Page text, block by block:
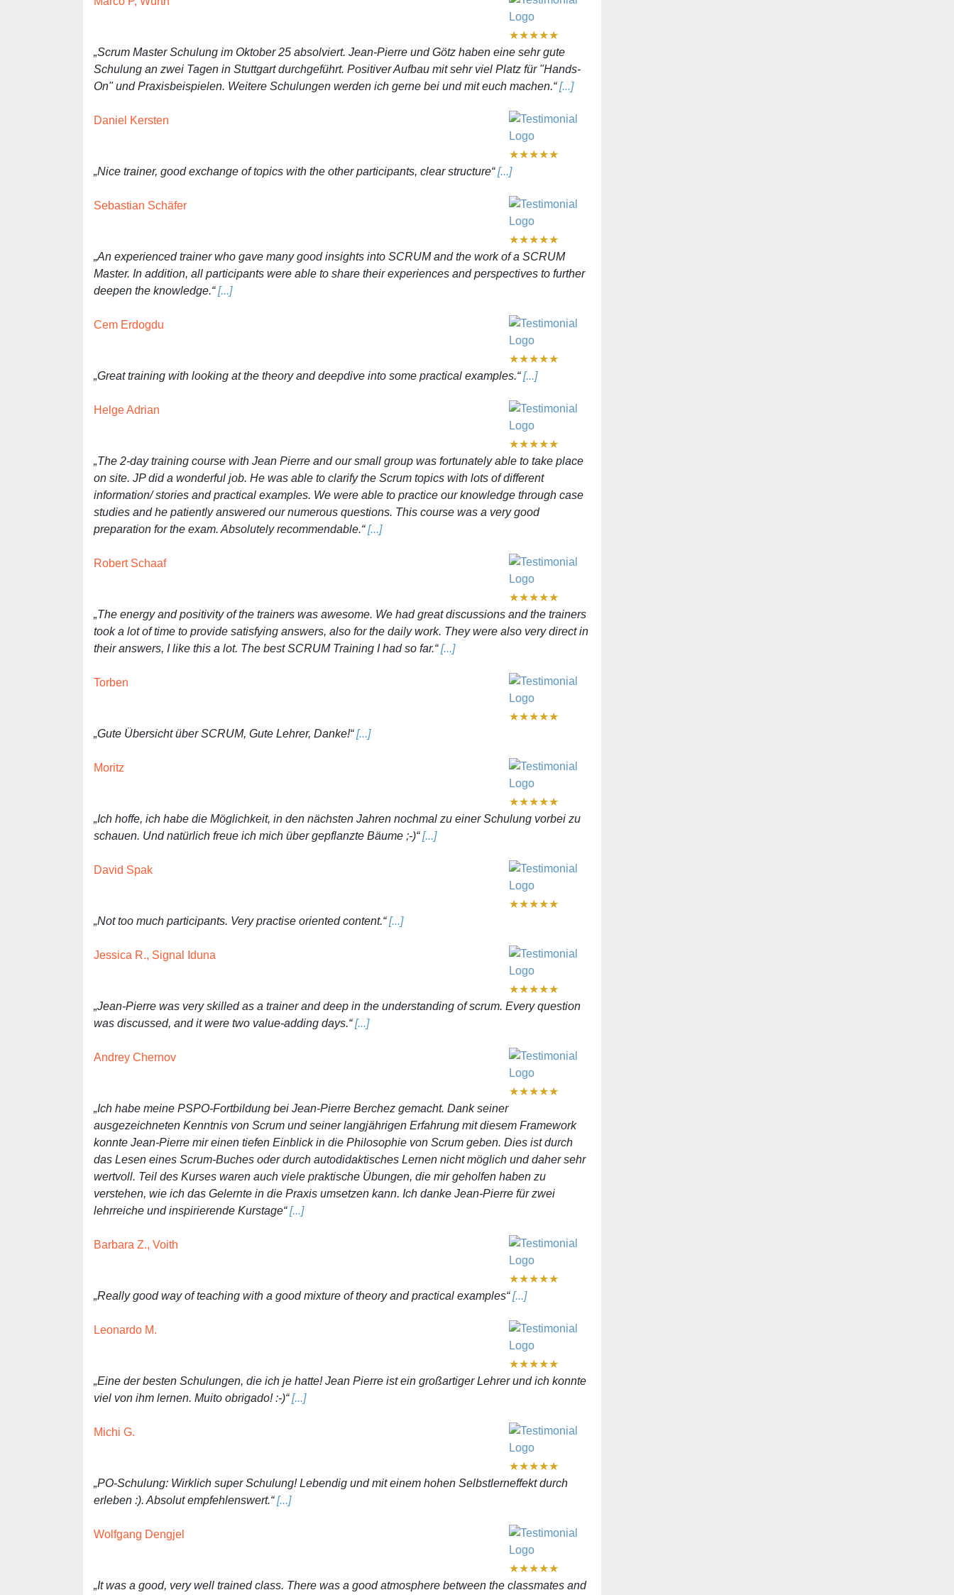
★★★★★
„Scrum Master Schulung im Oktober 25 absolviert. Jean-Pierre und Götz haben eine sehr gute
Schulung an zwei Tagen in Stuttgart durchgeführt. Positiver Aufbau mit sehr viel Platz für "Hands-
On" und Praxisbeispielen. Weitere Schulungen werden ich gerne bei und mit euch machen.“[...]
Daniel Kersten
★★★★★
„Nice trainer, good exchange of topics with the other participants, clear structure“[...]
Sebastian Schäfer
★★★★★
„An experienced trainer who gave many good insights into SCRUM and the work of a SCRUM
Master. In addition, all participants were able to share their experiences and perspectives to further
deepen the knowledge.“[...]
Cem Erdogdu
★★★★★
„Great training with looking at the theory and deepdive into some practical examples.“[...]
Helge Adrian
★★★★★
„The 2-day training course with Jean Pierre and our small group was fortunately able to take place
on site. JP did a wonderful job. He was able to clarify the Scrum topics with lots of different
information/ stories and practical examples. We were able to practice our knowledge through case
studies and he patiently answered our numerous questions. This course was a very good
preparation for the exam. Absolutely recommendable.“[...]
Robert Schaaf
★★★★★
„The energy and positivity of the trainers was awesome. We had great discussions and the trainers
took a lot of time to provide satisfying answers, also for the daily work. They were also very direct in
their answers, I like this a lot. The best SCRUM Training I had so far.“[...]
Torben
★★★★★
„Gute Übersicht über SCRUM, Gute Lehrer, Danke!“[...]
Moritz
★★★★★
„Ich hoffe, ich habe die Möglichkeit, in den nächsten Jahren nochmal zu einer Schulung vorbei zu
schauen. Und natürlich freue ich mich über gepflanzte Bäume ;-)“[...]
David Spak
★★★★★
„Not too much participants. Very practise oriented content.“[...]
Jessica R., Signal Iduna
★★★★★
„Jean-Pierre was very skilled as a trainer and deep in the understanding of scrum. Every question
was discussed, and it were two value-adding days.“[...]
Andrey Chernov
★★★★★
„Ich habe meine PSPO-Fortbildung bei Jean-Pierre Berchez gemacht. Dank seiner
ausgezeichneten Kenntnis von Scrum und seiner langjährigen Erfahrung mit diesem Framework
konnte Jean-Pierre mir einen tiefen Einblick in die Philosophie von Scrum geben. Dies ist durch
das Lesen eines Scrum-Buches oder durch autodidaktisches Lernen nicht möglich und daher sehr
wertvoll. Teil des Kurses waren auch viele praktische Übungen, die mir geholfen haben zu
verstehen, wie ich das Gelernte in die Praxis umsetzen kann. Ich danke Jean-Pierre für zwei
lehrreiche und inspirierende Kurstage“[...]
Barbara Z., Voith
★★★★★
„Really good way of teaching with a good mixture of theory and practical examples“[...]
Leonardo M.
★★★★★
„Eine der besten Schulungen, die ich je hatte! Jean Pierre ist ein großartiger Lehrer und ich konnte
viel von ihm lernen. Muito obrigado! :-)“[...]
Michi G.
★★★★★
„PO-Schulung: Wirklich super Schulung! Lebendig und mit einem hohen Selbstlerneffekt durch
erleben :). Absolut empfehlenswert.“[...]
Wolfgang Dengjel
★★★★★
„It was a good, very well trained class. There was a good atmosphere between the classmates and